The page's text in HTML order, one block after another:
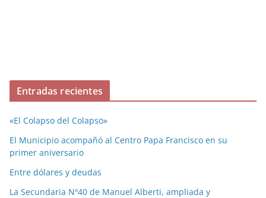
Entradas recientes
«El Colapso del Colapso»
El Municipio acompañó al Centro Papa Francisco en su
primer aniversario
Entre dólares y deudas
La Secundaria Nº40 de Manuel Alberti, ampliada y